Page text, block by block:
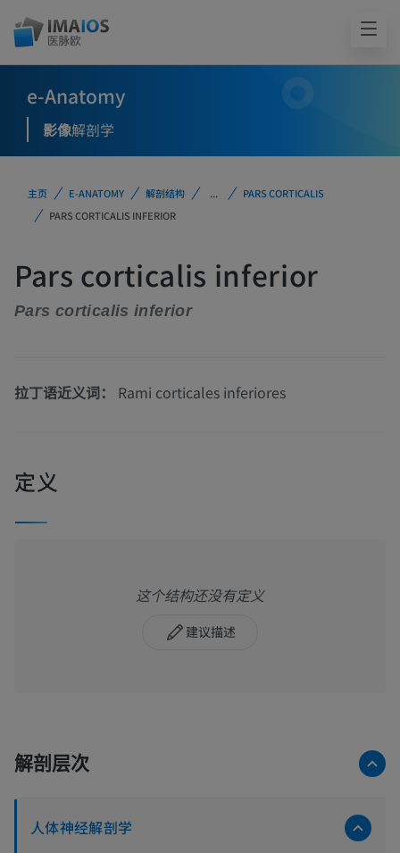
e-Anatomy
影像解剖学
主页 E-ANATOMY 解剖结构 ...
PARS CORTICALIS
PARS CORTICALIS INFERIOR
Pars corticalis inferior
Pars corticalis inferior
拉丁语近义词： Rami corticales inferiores
定义
这个结构还没有定义
建议描述
解剖层次
人体神经解剖学